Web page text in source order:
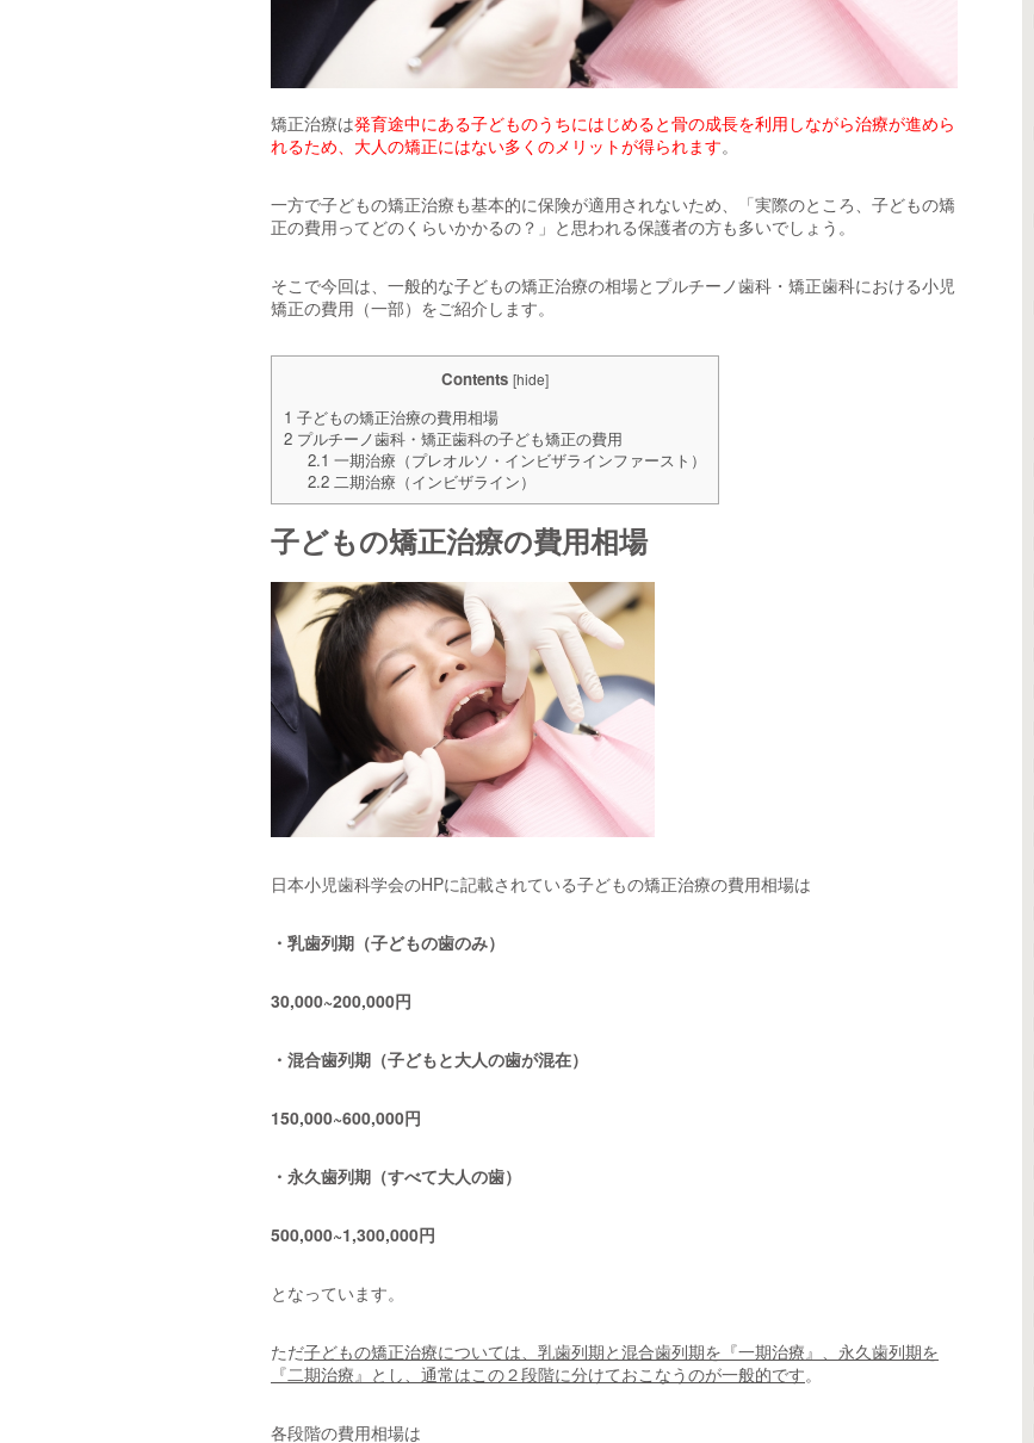
矯正治療は発育途中にある子どものうちにはじめると骨の成長を利用しながら治療が進めら
れるため、大人の矯正にはない多くのメリットが得られます。
一方で子どもの矯正治療も基本的に保険が適用されないため、「実際のところ、子どもの矯
正の費用ってどのくらいかかるの？」と思われる保護者の方も多いでしょう。
そこで今回は、一般的な子どもの矯正治療の相場とプルチーノ歯科・矯正歯科における小児
矯正の費用（一部）をご紹介します。
Contents [hide]
1 子どもの矯正治療の費用相場
2 プルチーノ歯科・矯正歯科の子ども矯正の費用
2.1 一期治療（プレオルソ・インビザラインファースト）
2.2二期治療（インビザライン）
子どもの矯正治療の費用相場
日本小児歯科学会のHPに記載されている子どもの矯正治療の費用相場は
・乳歯列期（子どもの歯のみ）
30,000~200,000円
・混合歯列期（子どもと大人の歯が混在）
150,000~600,000円
・永久歯列期（すべて大人の歯）
500,000~1,300,000円
となっています。
ただ子どもの矯正治療については、乳歯列期と混合歯列期を『一期治療』、永久歯列期を
『二期治療』とし、通常はこの２段階に分けておこなうのが一般的です。
各段階の費用相場は